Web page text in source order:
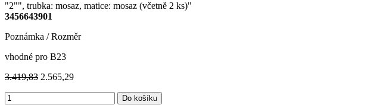
"2"", trubka: mosaz, matice: mosaz (včetně 2 ks)"
3456643901
Poznámka / Rozměr
vhodné pro B23
3.419,83 2.565,29
Do košíku